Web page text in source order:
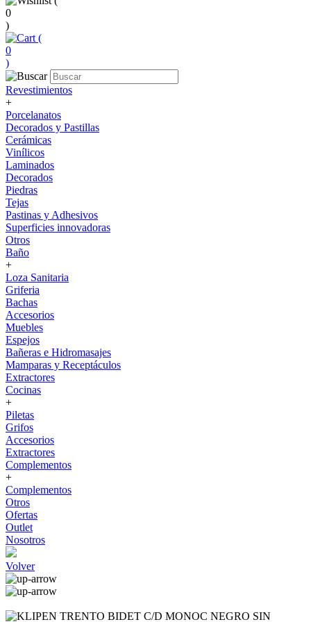
0
)
(
0
)
Revestimientos
+
Porcelanatos
Decorados y Pastillas
Cerámicas
Vinílicos
Laminados
Decorados
Piedras
Tejas
Pastinas y Adhesivos
Superficies innovadoras
Otros
Baño
+
Loza Sanitaria
Griferia
Bachas
Accesorios
Muebles
Espejos
Bañeras e Hidromasajes
Mamparas y Receptáculos
Extractores
Cocinas
+
Piletas
Grifos
Accesorios
Extractores
Complementos
+
Complementos
Otros
Ofertas
Outlet
Nosotros
Volver